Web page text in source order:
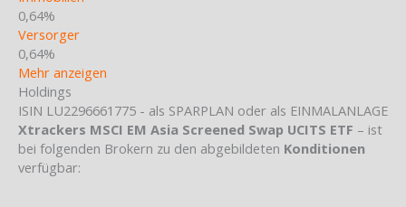
0,64%
Versorger
0,64%
Mehr anzeigen
Holdings
ISIN LU2296661775 - als SPARPLAN oder als EINMALANLAGE
Xtrackers MSCI EM Asia Screened Swap UCITS ETF – ist
bei folgenden Brokern zu den abgebildeten Konditionen
verfügbar: